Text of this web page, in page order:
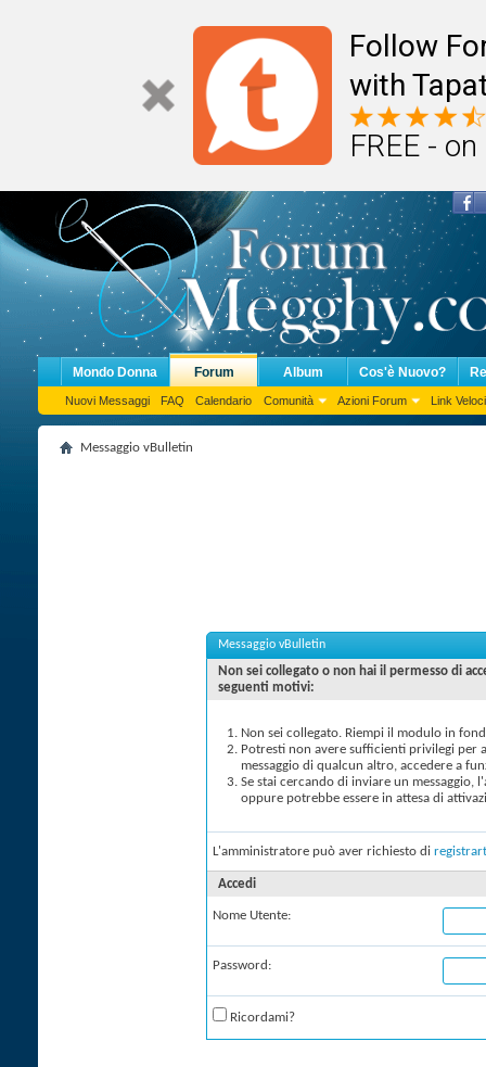
Follow
with
FREE -
Mondo Donna Forum
Nuovi Messaggi FAQ Calendario Comunità Azioni Forum Link Veloci
Album Cos'è Nuovo?
Messaggio vBulletin
Messaggio vBulletin
Non sei collegato o non hai il permesso di
seguenti motivi:
Non sei collegato. Riempi il modulo in
Potresti non avere sufficienti privilegi per
messaggio di qualcun altro, accedere a
Se stai cercando di inviare un
oppure potrebbe essere in attesa di
L'amministratore può aver richiesto di
Accedi
Nome Utente:
Password:
Ricordami?